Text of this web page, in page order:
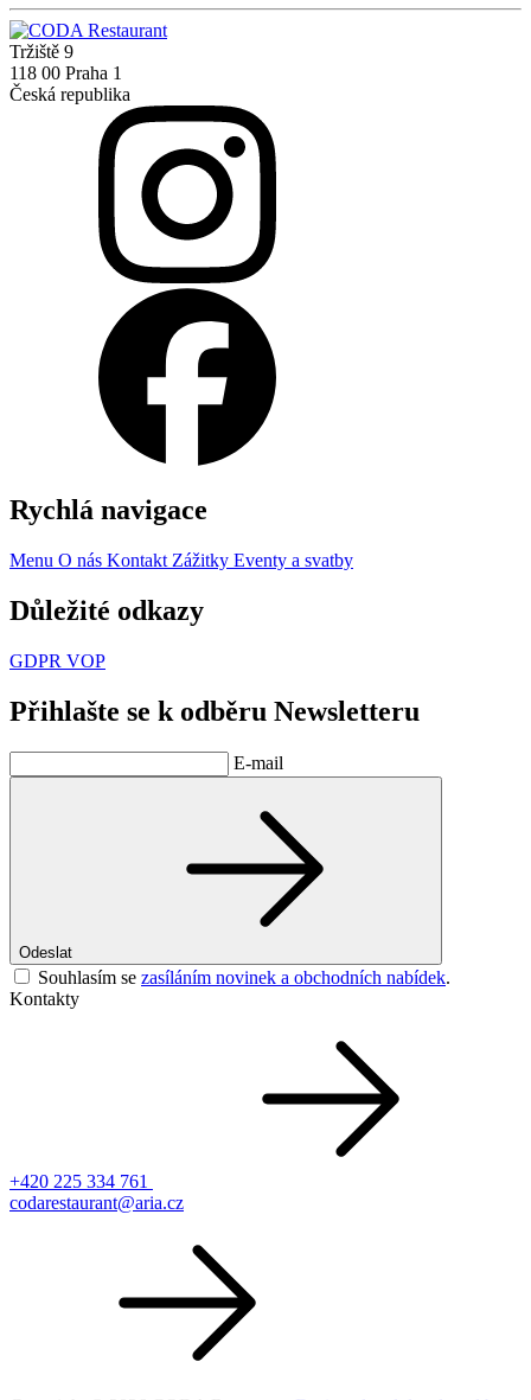
Tržiště 9
118 00 Praha 1
Česká republika
Rychlá navigace
Menu O nás Kontakt Zážitky Eventy a svatby
Důležité odkazy
GDPR VOP
Přihlašte se k odběru Newsletteru
E-mail
Odeslat
Souhlasím se zasíláním novinek a obchodních nabídek.
Kontakty
+420 225 334 761
codarestaurant@aria.cz